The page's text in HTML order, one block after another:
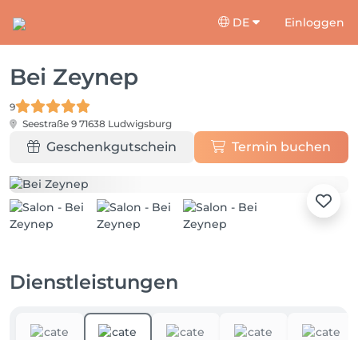
DE Einloggen
Bei Zeynep
9
Seestraße 9 71638 Ludwigsburg
Geschenkgutschein Termin buchen
Dienstleistungen